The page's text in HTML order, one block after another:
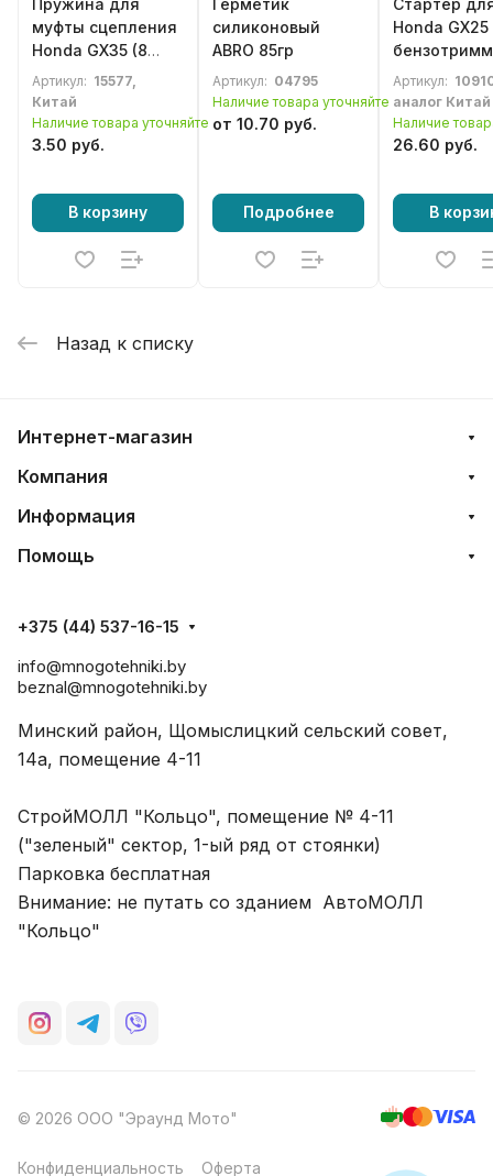
муфты сцепления
Honda GX35 (8
витков)
Артикул: 15577,
Китай
Наличие товара уточняйте
3.50 руб.
В корзину
силиконовый
ABRO 85гр
Артикул: 04795
Наличие товара уточняйте
от 10.70 руб.
Подробнее
Honda GX25
мотокосы в
Артикул:
аналог Китай
Наличие
26.60 руб.
В
Назад к списку
Интернет-магазин
Компания
Информация
Помощь
+375 (44) 537-16-15
info@mnogotehniki.by
beznal@mnogotehniki.by
Минский район, Щомыслицкий сельский совет,
14а, помещение 4-11
СтройМОЛЛ "Кольцо", помещение № 4-11
("зеленый" сектор, 1-ый ряд от стоянки)
Парковка бесплатная
Внимание: не путать со зданием АвтоМОЛЛ
"Кольцо"
© 2026 ООО "Эраунд Мото"
Конфиденциальность Оферта